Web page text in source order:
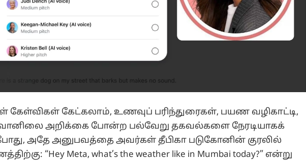
கேட்கலாம், உணவுப் பரிந்துரைகள், பயண வழிகாட்டி,
வானிலை அறிக்கை போன்ற பல்வேறு தகவல்களை நேரடியாகக்
அதே அனுபவத்தை அவர்கள் தீபிகா படுகோனின் குரலில்
“Hey Meta, what’s the weather like in Mumbai today?” என்று